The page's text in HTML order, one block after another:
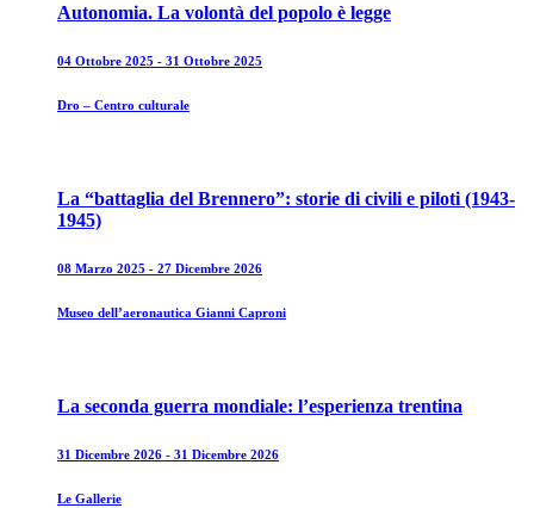
Autonomia. La volontà del popolo è legge
04 Ottobre 2025 - 31 Ottobre 2025
Dro – Centro culturale
La “battaglia del Brennero”: storie di civili e piloti (1943-
1945)
08 Marzo 2025 - 27 Dicembre 2026
Museo dell’aeronautica Gianni Caproni
La seconda guerra mondiale: l’esperienza trentina
31 Dicembre 2026 - 31 Dicembre 2026
Le Gallerie